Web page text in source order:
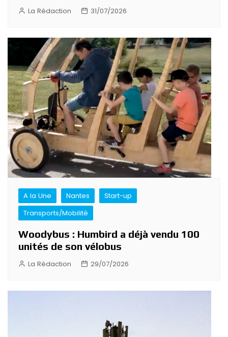
La Rédaction 31/07/2026
A la Une Nantes
Start-up
Transports/Mobilité
Woodybus : Humbird a déjà vendu 100
unités de son vélobus
La Rédaction 29/07/2026